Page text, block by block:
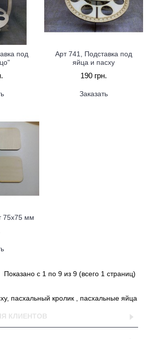
под
Арт 741, Подставка под
яйца и пасху
190 грн.
Заказать
75х75 мм
Показано с 1 по 9 из 9 (всего 1 страниц)
пасхальный кролик , пасхальные яйца
КЛИЕНТОВ